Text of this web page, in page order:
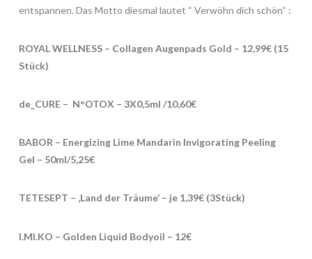
entspannen. Das Motto diesmal lautet “ Verwöhn dich schön“ :
ROYAL WELLNESS – Collagen Augenpads Gold – 12,99€ (15
Stück)
de_CURE – N°OTOX – 3X0,5ml /10,60€
BABOR – Energizing Lime Mandarin Invigorating Peeling
Gel – 50ml/5,25€
TETESEPT – ‚Land der Träume’ – je 1,39€ (3Stück)
I.MI.KO – Golden Liquid Bodyoil – 12€